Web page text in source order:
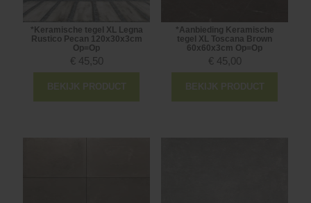
*Keramische tegel XL Legna
Rustico Pecan 120x30x3cm
Op=Op
€ 45,50
BEKIJK PRODUCT
*Aanbieding Keramische
tegel XL Toscana Brown
60x60x3cm Op=Op
€ 45,00
BEKIJK PRODUCT